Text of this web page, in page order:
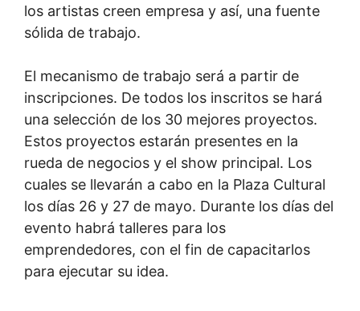
los artistas creen empresa y así, una fuente
sólida de trabajo.
El mecanismo de trabajo será a partir de
inscripciones. De todos los inscritos se hará
una selección de los 30 mejores proyectos.
Estos proyectos estarán presentes en la
rueda de negocios y el show principal. Los
cuales se llevarán a cabo en la Plaza Cultural
los días 26 y 27 de mayo. Durante los días del
evento habrá talleres para los
emprendedores, con el fin de capacitarlos
para ejecutar su idea.